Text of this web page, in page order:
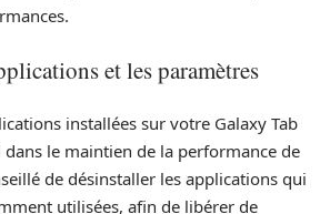
et les paramètres
installées sur votre Galaxy Tab
le maintien de la performance de
de désinstaller les applications qui
utilisées, afin de libérer de